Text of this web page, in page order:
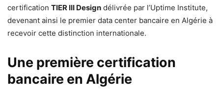
certification TIER III Design délivrée par l’Uptime Institute,
devenant ainsi le premier data center bancaire en Algérie à
recevoir cette distinction internationale.
Une première certification
bancaire en Algérie